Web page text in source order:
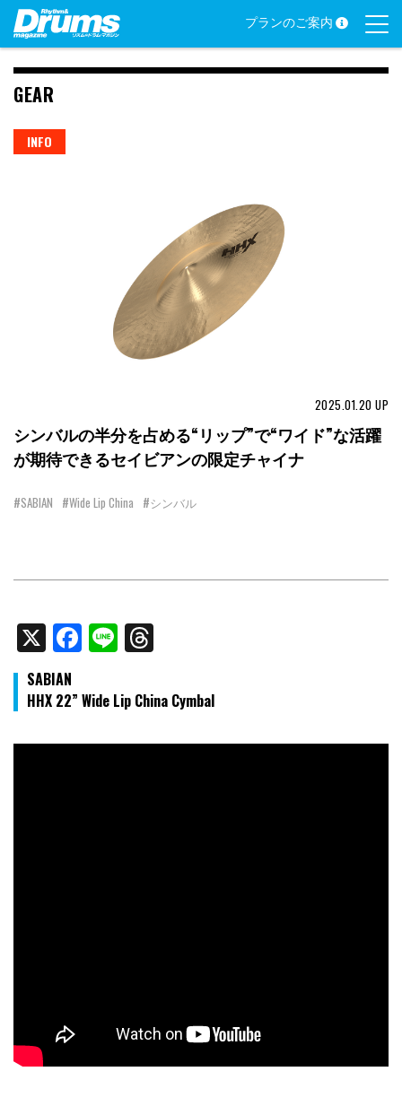
Skip
content
プランのご案内
GEAR
INFO
2025.01.20 UP
シンバルの半分を占める“リップ”で“ワイド”な活躍
が期待できるセイビアンの限定チャイナ
#SABIAN #Wide Lip China #シンバル
X Facebook
Line
SABIAN
HHX 22” Wide Lip China Cymbal